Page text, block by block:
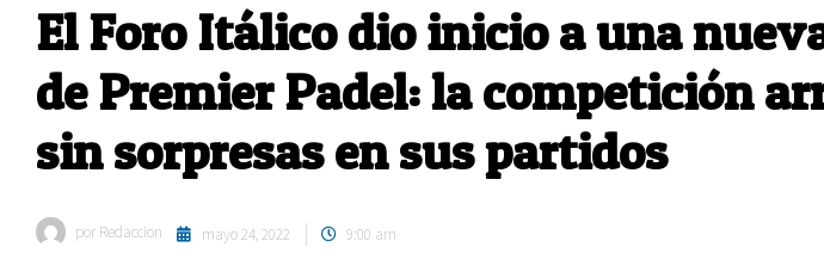
El Foro Itálico dio inicio a una
de Premier Padel: la competición
sin sorpresas en sus partidos
por Redaccion mayo 24, 2022 9:00 am